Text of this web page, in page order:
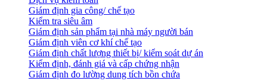
Giám định gia công/ chế tạo
Kiểm tra siêu âm
Giám định sản phẩm tại nhà máy người bán
Giám định viên cơ khí chế tạo
Giám định chất lượng thiết bị/ kiểm soát dự án
Kiểm định, đánh giá và cấp chứng nhận
Giám định đo lường dung tích bồn chứa